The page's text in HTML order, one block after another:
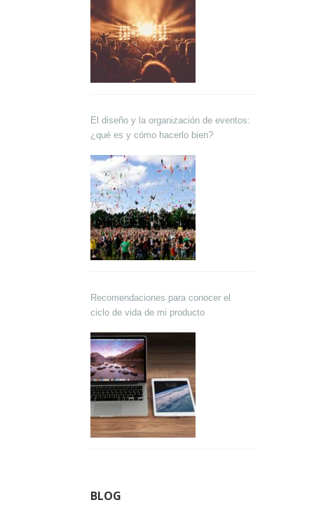
El diseño y la organización de eventos:
¿qué es y cómo hacerlo bien?
Recomendaciones para conocer el
ciclo de vida de mi producto
BLOG